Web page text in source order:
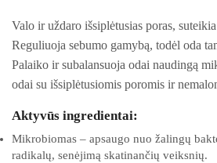
Valo ir uždaro išsiplėtusias poras,
Reguliuoja sebumo gamybą, todėl oda
Palaiko ir subalansuoja odai naudingą
odai su išsiplėtusiomis poromis ir
Aktyvūs ingredientai:
Mikrobiomas – apsaugo nuo žalingų
radikalų, senėjimą skatinančių veiksnių.